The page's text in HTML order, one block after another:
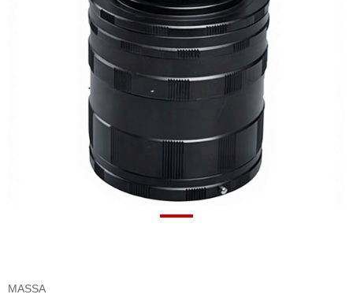
MASSA